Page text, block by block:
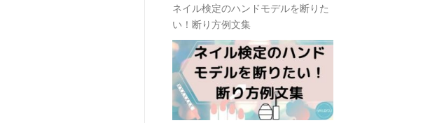
ネイル検定のハンドモデルを断りた
い！断り方例文集